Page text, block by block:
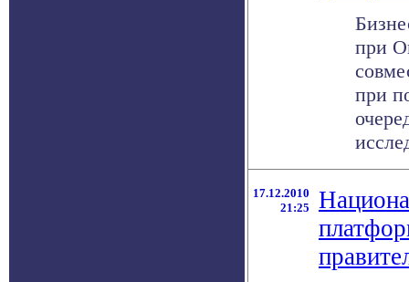
при
при
17.12.2010
21:25